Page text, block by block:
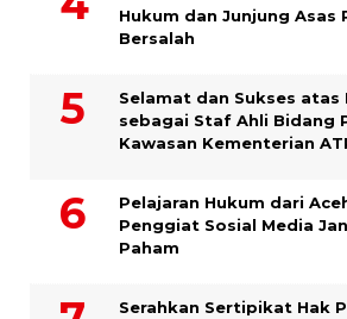
Hukum dan Junjung Asas
Bersalah
Selamat dan Sukses atas
sebagai Staf Ahli Bidang
Kawasan Kementerian
Pelajaran Hukum dari
Penggiat Sosial Media
Paham
Serahkan Sertipikat Hak